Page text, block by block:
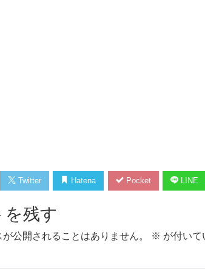
Twitter Hatena Pocket LINE
を残す
公開されることはありません。 ※ が付いて